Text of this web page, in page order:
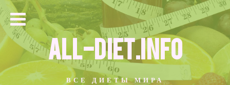
ALL-DIET.INFO
ВСЕ ДИЕТЫ МИРА